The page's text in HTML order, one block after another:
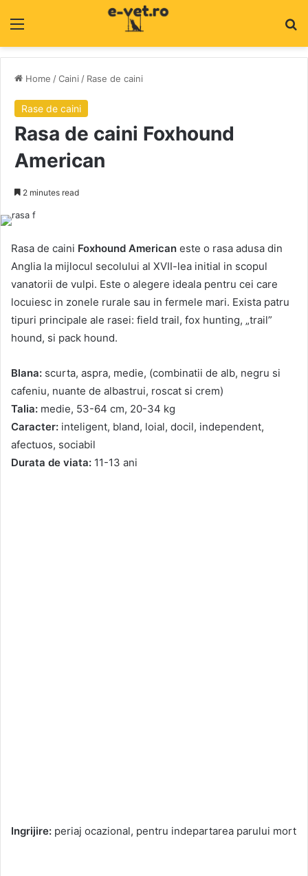
Home /Caini / Rase de caini
Rase de caini
Rasa de caini Foxhound
American
2 minutes read
Rasa de caini Foxhound American este o rasa adusa din
Anglia la mijlocul secolului al XVII-lea initial in scopul
vanatorii de vulpi. Este o alegere ideala pentru cei care
locuiesc in zonele rurale sau in fermele mari. Exista patru
tipuri principale ale rasei: field trail, fox hunting, „trail”
hound, si pack hound.
Blana: scurta, aspra, medie, (combinatii de alb, negru si
cafeniu, nuante de albastrui, roscat si crem)
Talia: medie, 53-64 cm, 20-34 kg
Caracter: inteligent, bland, loial, docil, independent,
afectuos, sociabil
Durata de viata: 11-13 ani
Ingrijire: periaj ocazional, pentru indepartarea parului mort